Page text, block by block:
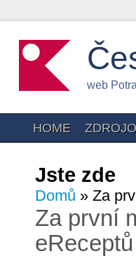
web
HOME
Jste zde
Domů » Za
Za první
eReceptů